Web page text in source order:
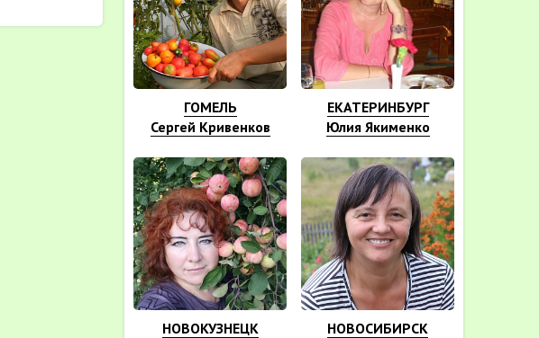
ГОМЕЛЬ
Сергей Кривенков
ЕКАТЕРИНБУРГ
Юлия Якименко
НОВОКУЗНЕЦК
НОВОСИБИРСК